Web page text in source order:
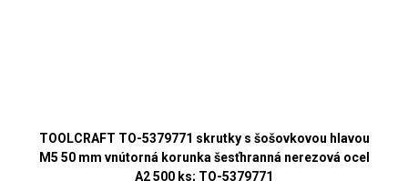
TOOLCRAFT TO-5379771 skrutky s šošovkovou hlavou
M5 50 mm vnútorná korunka šesťhranná nerezová ocel
A2 500 ks; TO-5379771